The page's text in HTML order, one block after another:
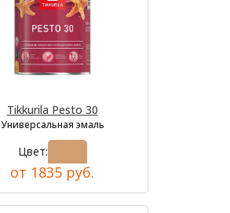
Tikkurila Pesto 30
Универсальная эмаль
Цвет:
от 1835 руб.